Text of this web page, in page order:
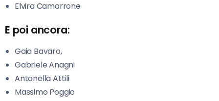
Elvira Camarrone
E poi ancora:
Gaia Bavaro,
Gabriele Anagni
Antonella Attili
Massimo Poggio